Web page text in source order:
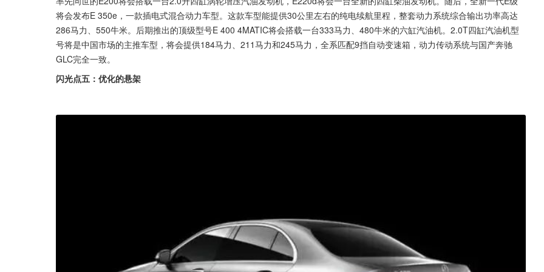
将会发布E 350e，一款插电式混合动力车型。这款车型能提供30公里左右的纯电续航里程，整套动力系统综合输出功率高达
286马力、550牛米。后期推出的顶级型号E 400 4MATIC将会搭载一台333马力、480牛米的六缸汽油机。2.0T四缸汽油机型
号将是中国市场的主推车型，将会提供184马力、211马力和245马力，全系匹配9挡自动变速箱，动力传动系统与国产奔驰
GLC完全一致。
闪光点五：优化的悬架